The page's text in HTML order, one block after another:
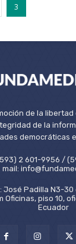
3
de la
de la
democráticas
2 601-9956 /
mail:
José Padilla N3-30
Oficinas, piso 10,
Ecuador